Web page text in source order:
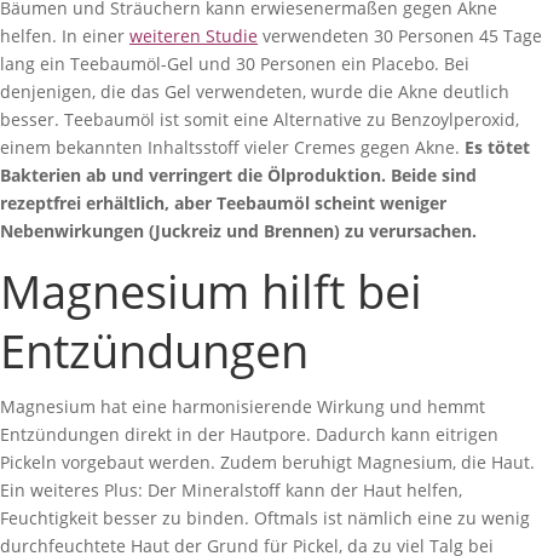
Bäumen und Sträuchern kann erwiesenermaßen gegen Akne
helfen. In einer weiteren Studie verwendeten 30 Personen 45 Tage
lang ein Teebaumöl-Gel und 30 Personen ein Placebo. Bei
denjenigen, die das Gel verwendeten, wurde die Akne deutlich
besser. Teebaumöl ist somit eine Alternative zu Benzoylperoxid,
einem bekannten Inhaltsstoff vieler Cremes gegen Akne. Es tötet
Bakterien ab und verringert die Ölproduktion. Beide sind
rezeptfrei erhältlich, aber Teebaumöl scheint weniger
Nebenwirkungen (Juckreiz und Brennen) zu verursachen.
Magnesium hilft bei
Entzündungen
Magnesium hat eine harmonisierende Wirkung und hemmt
Entzündungen direkt in der Hautpore. Dadurch kann eitrigen
Pickeln vorgebaut werden. Zudem beruhigt Magnesium, die Haut.
Ein weiteres Plus: Der Mineralstoff kann der Haut helfen,
Feuchtigkeit besser zu binden. Oftmals ist nämlich eine zu wenig
durchfeuchtete Haut der Grund für Pickel, da zu viel Talg bei